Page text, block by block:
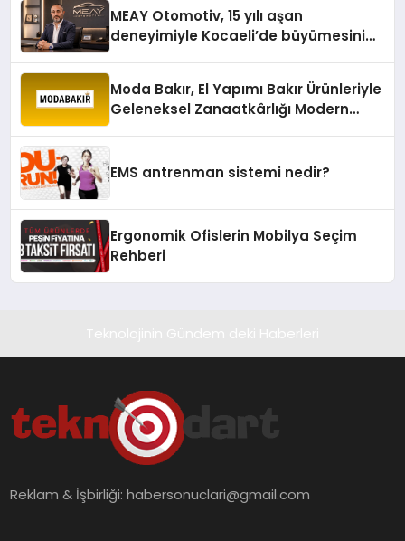
MEAY Otomotiv, 15 yılı aşan
deneyimiyle Kocaeli’de büyümesini
Moda Bakır, El Yapımı Bakır Ürünleriyle
Geleneksel Zanaatkârlığı Modern
EMS antrenman sistemi nedir?
Ergonomik Ofislerin Mobilya Seçim
Rehberi
Reklam & İşbirliği:habersonuclari@gmail.com